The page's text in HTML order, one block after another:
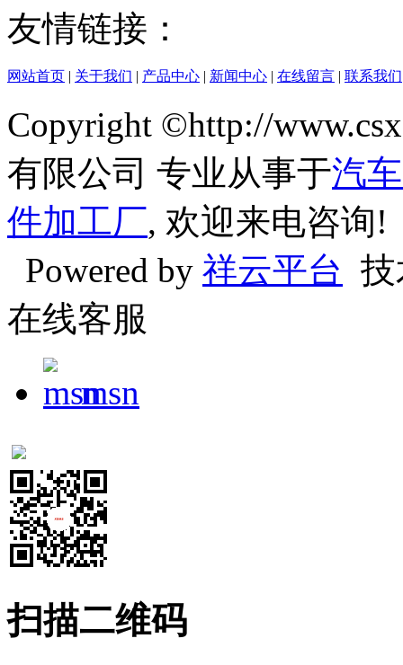
友情链接：
网站首页 | 关于我们 | 产品中心 | 新闻中心 | 在线留言 | 联系我们
Copyright ©http://
有限公司 专业从事于汽
件加工厂, 欢迎来电咨询!
Powered by 祥云平台
在线客服
msn
扫描二维码